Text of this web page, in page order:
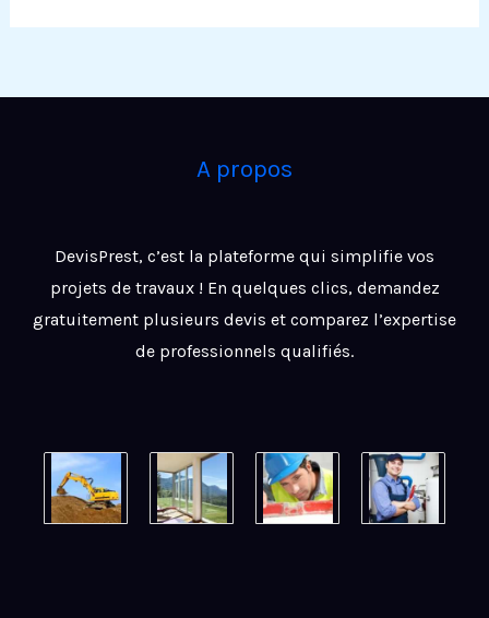
A propos
DevisPrest, c’est la plateforme qui simplifie vos
projets de travaux ! En quelques clics, demandez
gratuitement plusieurs devis et comparez l’expertise
de professionnels qualifiés.